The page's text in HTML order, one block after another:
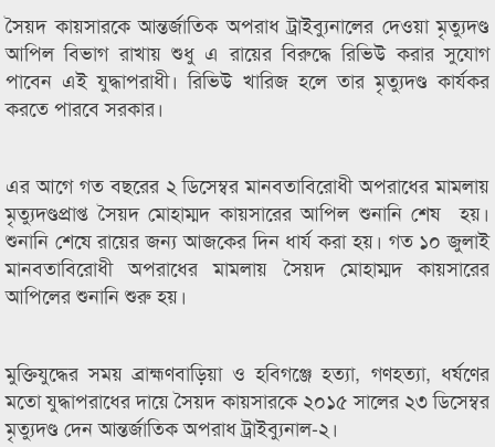
সৈয়দ কায়সারকে আন্তর্জাতিক অপরাধ ট্রাইব্যুনালের দেওয়া মৃত্যুদণ্ড
আপিল বিভাগ রাখায় শুধু এ রায়ের বিরুদ্ধে রিভিউ করার সুযোগ
পাবেন এই যুদ্ধাপরাধী। রিভিউ খারিজ হলে তার মৃত্যুদণ্ড কার্যকর
করতে পারবে সরকার।
এর আগে গত বছরের ২ ডিসেম্বর মানবতাবিরোধী অপরাধের মামলায়
মৃত্যুদণ্ডপ্রাপ্ত সৈয়দ মোহাম্মদ কায়সারের আপিল শুনানি শেষ হয়।
শুনানি শেষে রায়ের জন্য আজকের দিন ধার্য করা হয়। গত ১০ জুলাই
মানবতাবিরোধী অপরাধের মামলায় সৈয়দ মোহাম্মদ কায়সারের
আপিলের শুনানি শুরু হয়।
মুক্তিযুদ্ধের সময় ব্রাহ্মণবাড়িয়া ও হবিগঞ্জে হত্যা, গণহত্যা, ধর্ষণের
মতো যুদ্ধাপরাধের দায়ে সৈয়দ কায়সারকে ২০১৫ সালের ২৩ ডিসেম্বর
মৃত্যুদণ্ড দেন আন্তর্জাতিক অপরাধ ট্রাইব্যুনাল-২।